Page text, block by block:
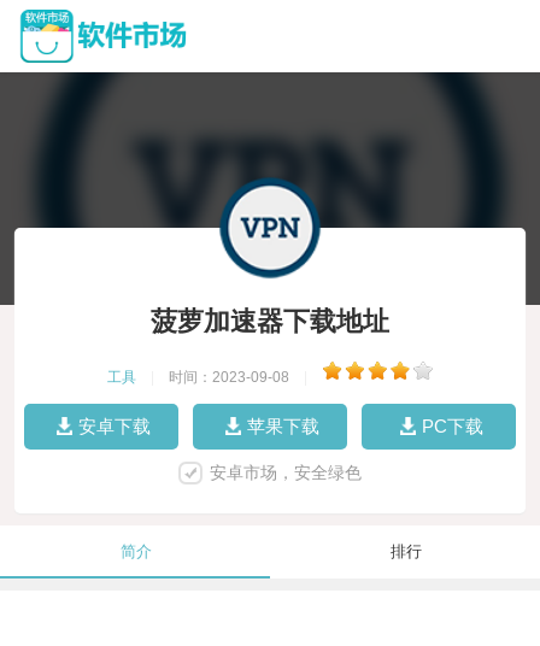
菠萝加速器下载地址
工具 时间：2023-09-08
安卓下载 苹果下载 PC下载
安卓市场，安全绿色
简介 排行